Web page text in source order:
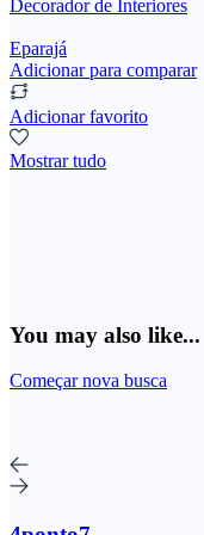
Decorador de Interiores
Eparajá
Adicionar para comparar
Adicionar favorito
Mostrar tudo
You may also like...
Começar nova busca